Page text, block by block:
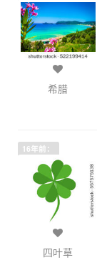
希腊
16年前：
四叶草